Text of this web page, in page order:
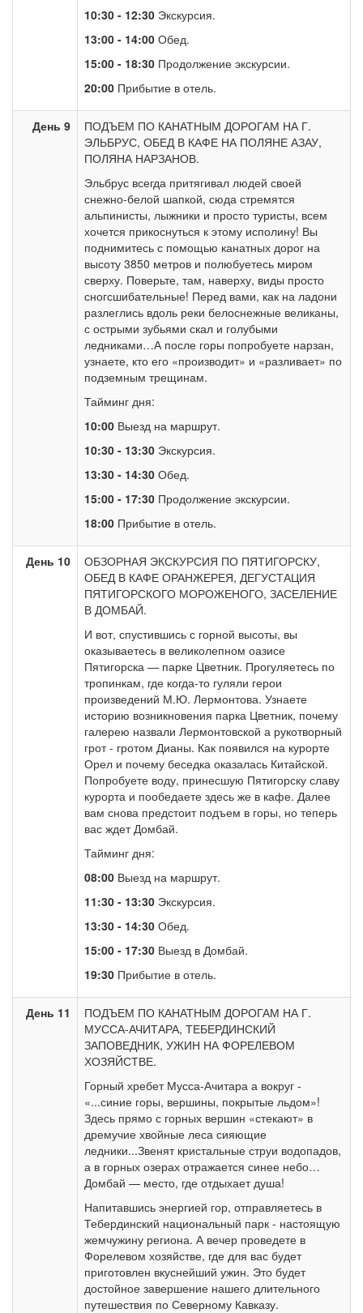
10:30 - 12:30 Экскурсия.
13:00 - 14:00 Обед.
15:00 - 18:30 Продолжение экскурсии.
20:00 Прибытие в отель.
День 9
ПОДЪЕМ ПО КАНАТНЫМ ДОРОГАМ НА Г.
ЭЛЬБРУС, ОБЕД В КАФЕ НА ПОЛЯНЕ АЗАУ,
ПОЛЯНА НАРЗАНОВ.
Эльбрус всегда притягивал людей своей
снежно-белой шапкой, сюда стремятся
альпинисты, лыжники и просто туристы, всем
хочется прикоснуться к этому исполину! Вы
поднимитесь с помощью канатных дорог на
высоту 3850 метров и полюбуетесь миром
сверху. Поверьте, там, наверху, виды просто
сногсшибательные! Перед вами, как на ладони
разлеглись вдоль реки белоснежные великаны,
с острыми зубьями скал и голубыми
ледниками…А после горы попробуете нарзан,
узнаете, кто его «производит» и «разливает» по
подземным трещинам.
Тайминг дня:
10:00 Выезд на маршрут.
10:30 - 13:30 Экскурсия.
13:30 - 14:30 Обед.
15:00 - 17:30 Продолжение экскурсии.
18:00 Прибытие в отель.
День 10
ОБЗОРНАЯ ЭКСКУРСИЯ ПО ПЯТИГОРСКУ,
ОБЕД В КАФЕ ОРАНЖЕРЕЯ, ДЕГУСТАЦИЯ
ПЯТИГОРСКОГО МОРОЖЕНОГО, ЗАСЕЛЕНИЕ
В ДОМБАЙ.
И вот, спустившись с горной высоты, вы
оказываетесь в великолепном оазисе
Пятигорска — парке Цветник. Прогуляетесь по
тропинкам, где когда-то гуляли герои
произведений М.Ю. Лермонтова. Узнаете
историю возникновения парка Цветник, почему
галерею назвали Лермонтовской а рукотворный
грот - гротом Дианы. Как появился на курорте
Орел и почему беседка оказалась Китайской.
Попробуете воду, принесшую Пятигорску славу
курорта и пообедаете здесь же в кафе. Далее
вам снова предстоит подъем в горы, но теперь
вас ждет Домбай.
Тайминг дня:
08:00 Выезд на маршрут.
11:30 - 13:30 Экскурсия.
13:30 - 14:30 Обед.
15:00 - 17:30 Выезд в Домбай.
19:30 Прибытие в отель.
День 11
ПОДЪЕМ ПО КАНАТНЫМ ДОРОГАМ НА Г.
МУССА-АЧИТАРА, ТЕБЕРДИНСКИЙ
ЗАПОВЕДНИК, УЖИН НА ФОРЕЛЕВОМ
ХОЗЯЙСТВЕ.
Горный хребет Мусса-Ачитара а вокруг -
«...синие горы, вершины, покрытые льдом»!
Здесь прямо с горных вершин «стекают» в
дремучие хвойные леса сияющие
ледники...Звенят кристальные струи водопадов,
а в горных озерах отражается синее небо…
Домбай — место, где отдыхает душа!
Напитавшись энергией гор, отправляетесь в
Тебердинский национальный парк - настоящую
жемчужину региона. А вечер проведете в
Форелевом хозяйстве, где для вас будет
приготовлен вкуснейший ужин. Это будет
достойное завершение нашего длительного
путешествия по Северному Кавказу.